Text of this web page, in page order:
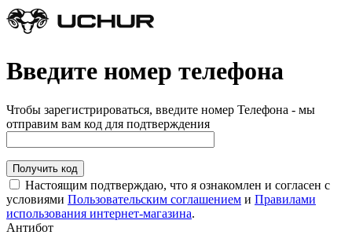
Введите номер телефона
Чтобы зарегистрироваться, введите номер Телефона - мы
отправим вам код для подтверждения
Получить код
Настоящим подтверждаю, что я ознакомлен и согласен с
условиями Пользовательским соглашением и Правилами
использования интернет-магазина.
Антибот